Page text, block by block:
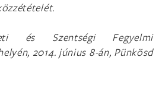
és Szentségi Fegyelmi
2014. június 8-án, Pünkösd